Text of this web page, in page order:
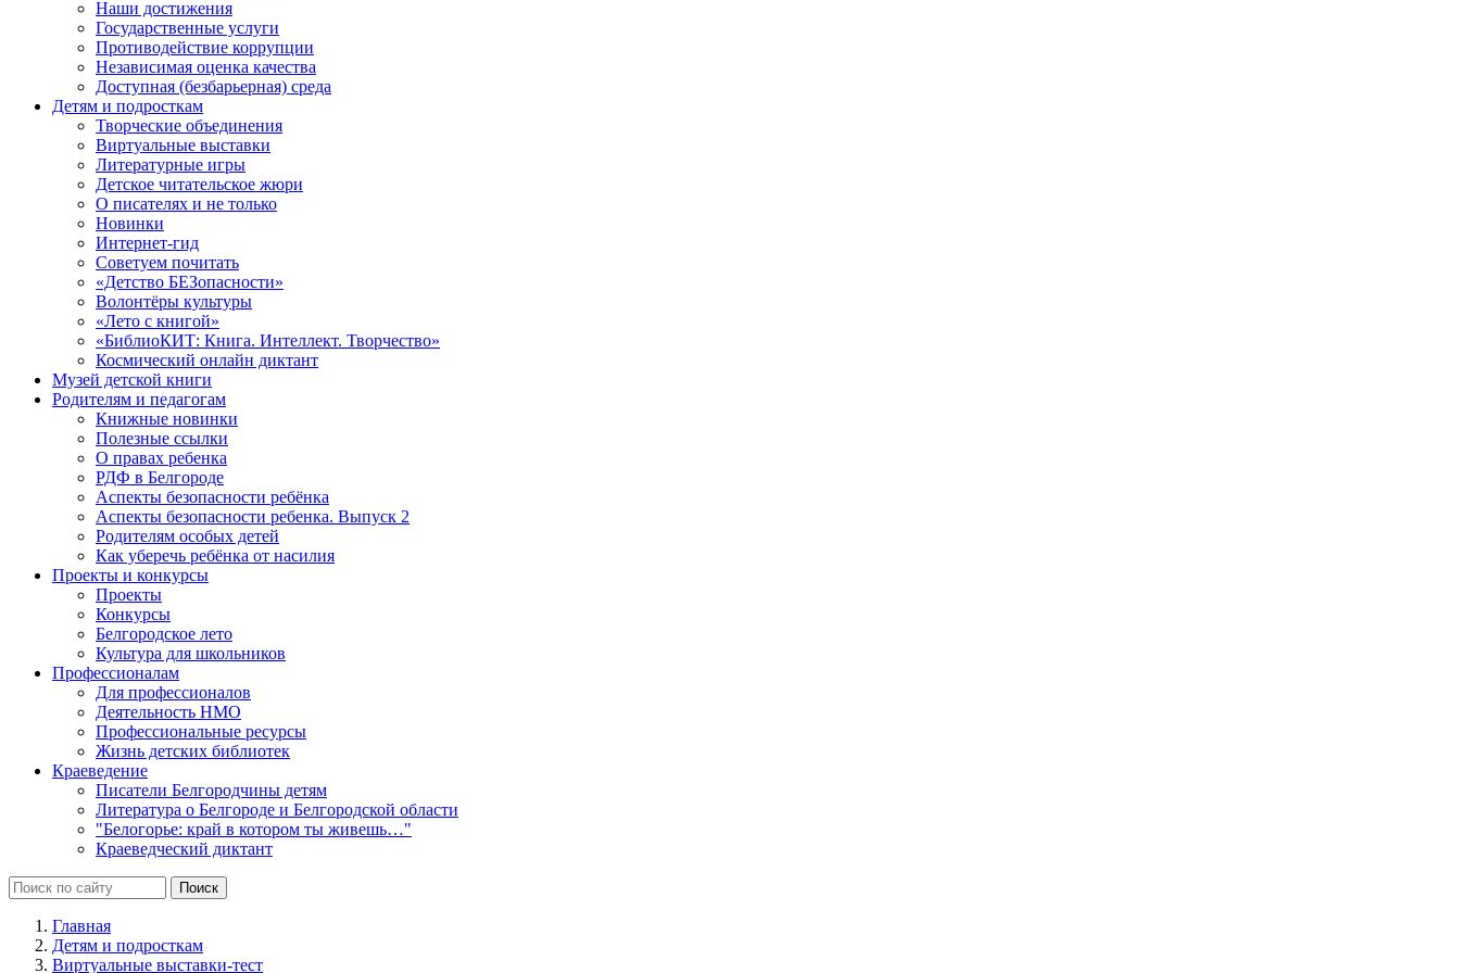
Наши достижения
Государственные услуги
Противодействие коррупции
Независимая оценка качества
Доступная (безбарьерная) среда
Детям и подросткам
Творческие объединения
Виртуальные выставки
Литературные игры
Детское читательское жюри
О писателях и не только
Новинки
Интернет-гид
Советуем почитать
«Детство БЕЗопасности»
Волонтёры культуры
«Лето с книгой»
«БиблиоКИТ: Книга. Интеллект. Творчество»
Космический онлайн диктант
Музей детской книги
Родителям и педагогам
Книжные новинки
Полезные ссылки
О правах ребенка
РДФ в Белгороде
Аспекты безопасности ребёнка
Аспекты безопасности ребенка. Выпуск 2
Родителям особых детей
Как уберечь ребёнка от насилия
Проекты и конкурсы
Проекты
Конкурсы
Белгородское лето
Культура для школьников
Профессионалам
Для профессионалов
Деятельность НМО
Профессиональные ресурсы
Жизнь детских библиотек
Краеведение
Писатели Белгородчины детям
Литература о Белгороде и Белгородской области
"Белогорье: край в котором ты живешь…"
Краеведческий диктант
Главная
Детям и подросткам
Виртуальные выставки-тест